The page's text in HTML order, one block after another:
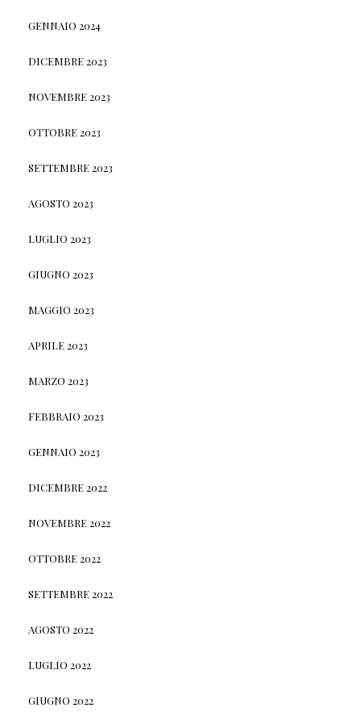
GENNAIO 2024
DICEMBRE 2023
NOVEMBRE 2023
OTTOBRE 2023
SETTEMBRE 2023
AGOSTO 2023
LUGLIO 2023
GIUGNO 2023
MAGGIO 2023
APRILE 2023
MARZO 2023
FEBBRAIO 2023
GENNAIO 2023
DICEMBRE 2022
NOVEMBRE 2022
OTTOBRE 2022
SETTEMBRE 2022
AGOSTO 2022
LUGLIO 2022
GIUGNO 2022